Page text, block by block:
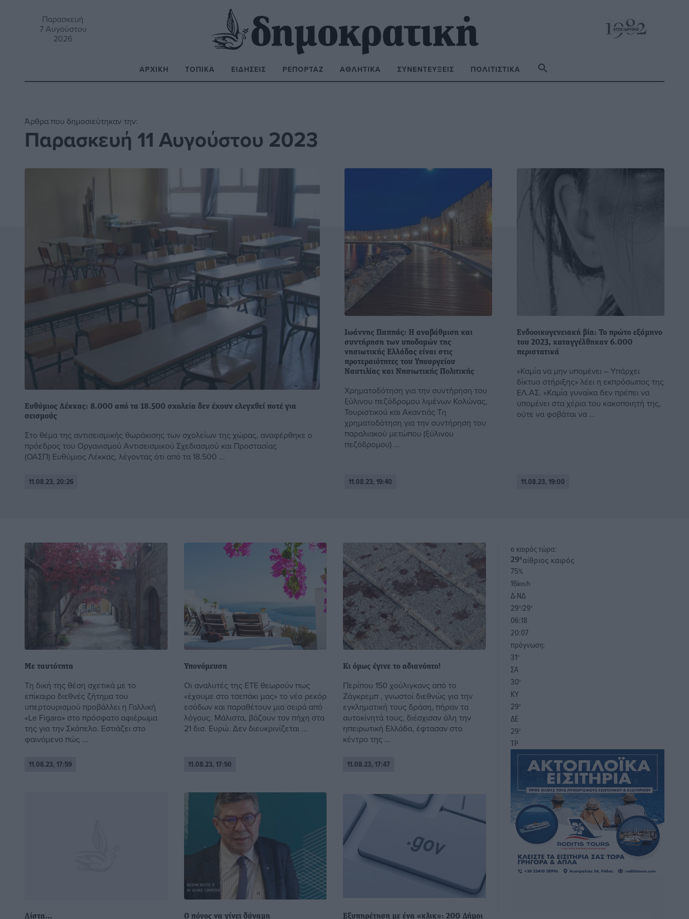
Παρασκευή
7 Αυγούστου
2026
ΑΡΧΙΚΉ ΤΟΠΙΚΆ ΕΙΔΉΣΕΙΣ ΡΕΠΟΡΤΆΖ ΑΘΛΗΤΙΚΆ ΣΥΝΕΝΤΕΎΞΕΙΣ ΠΟΛΙΤΙΣΤΙΚΆ
Άρθρα που δημοσιεύτηκαν την:
Παρασκευή 11 Αυγούστου 2023
Ευθύμιος Λέκκας: 8.000 από τα 18.500 σχολεία δεν έχουν ελεγχθεί ποτέ για
σεισμούς
Στο θέμα της αντισεισμικής θωράκισης των σχολείων της χώρας, αναφέρθηκε ο
πρόεδρος του Οργανισμού Αντισεισμικού Σχεδιασμού και Προστασίας
(ΟΑΣΠ) Ευθύμιος Λέκκας, λέγοντας ότι από τα 18.500 ...
11.08.23, 20:26
Ιωάννης Παππάς: Η αναβάθμιση και
συντήρηση των υποδομών της
νησιωτικής Ελλάδας είναι στις
προτεραιότητες του Υπουργείου
Ναυτιλίας και Νησιωτικής Πολιτικής
Χρηματοδότηση για την συντήρηση του
ξύλινου πεζόδρομου λιμένων Κολώνας,
Τουριστικού και Ακαντιάς Τη
χρηματοδότηση για την συντήρηση του
παραλιακού μετώπου (ξύλινου
πεζόδρομου) ...
11.08.23, 19:40
Ενδοοικογενειακή βία: Το πρώτο εξάμηνο
του 2023, καταγγέλθηκαν 6.000
περιστατικά
«Καμία να μην υπομένει – Υπάρχει
δίκτυο στήριξης» λέει η εκπρόσωπος της
ΕΛ.ΑΣ. «Καμία γυναίκα δεν πρέπει να
υπομένει στα χέρια του κακοποιητή της,
ούτε να φοβάται να ...
11.08.23, 19:00
Με ταυτότητα
Τη δική της θέση σχετικά με το
επίκαιρο διεθνές ζήτημα του
υπερτουρισμού προβάλλει η Γαλλική
«Le Figaro» στο πρόσφατο αφιέρωμα
της για την Σκόπελο. Εστιάζει στο
φαινόμενο πώς ...
11.08.23, 17:59
Υπονόμευση
Οι αναλυτές της ΕΤΕ θεωρούν πως
«έχουμε στο τσεπάκι μας» το νέο ρεκόρ
εσόδων και παραθέτουν μια σειρά από
λόγους. Μάλιστα, βάζουν τον πήχη στα
21 δισ. Ευρώ. Δεν διευκρινίζεται ...
11.08.23, 17:50
Κι όμως έγινε το αδιανόητο!
Περίπου 150 χούλιγκανς από το
Ζάγκρεμπ , γνωστοί διεθνώς για την
εγκληματική τους δράση, πήραν τα
αυτοκίνητά τους, διέσχισαν όλη την
ηπειρωτική Ελλάδα, έφτασαν στο
κέντρο της ...
11.08.23, 17:47
Λίστα… Ο πόνος να γίνει δύναμη
Εξυπηρέτηση με ένα «κλικ»: 200 Δήμοι
o καιρός τώρα:
29°αίθριος καιρός
75%
16km/h
Δ-ΝΔ
29°/29°
06:18
20:07
πρόγνωση:
31°
ΣΑ
30°
ΚΥ
29°
ΔΕ
29°
ΤΡ